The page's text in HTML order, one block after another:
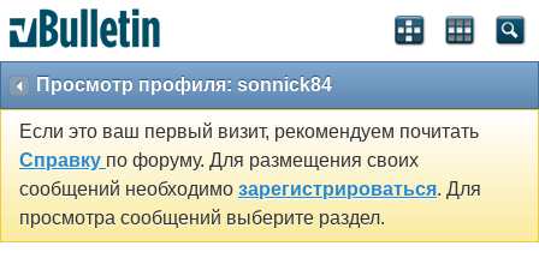
Просмотр профиля: sonnick84
Если это ваш первый визит, рекомендуем почитать
Справку по форуму. Для размещения своих
сообщений необходимо зарегистрироваться. Для
просмотра сообщений выберите раздел.